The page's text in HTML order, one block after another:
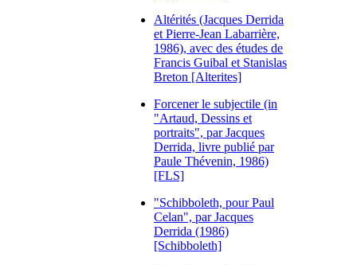
Altérités (Jacques Derrida
et Pierre-Jean Labarrière,
1986), avec des études de
Francis Guibal et Stanislas
Breton [Alterites]
Forcener le subjectile (in
"Artaud, Dessins et
portraits", par Jacques
Derrida, livre publié par
Paule Thévenin, 1986)
[FLS]
"Schibboleth, pour Paul
Celan", par Jacques
Derrida (1986)
[Schibboleth]